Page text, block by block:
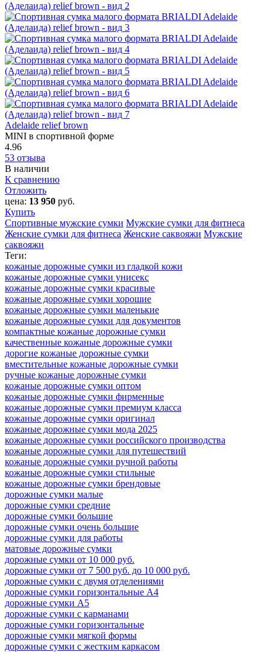
Adelaide relief brown
MINI в спортивной форме
4.96
53 отзыва
В наличии
К сравнению
Отложить
цена: 13 950 руб.
Купить
Спортивные мужские сумки Мужские сумки для фитнеса
Женские сумки для фитнеса Женские саквояжи Мужские
саквояжи
Теги:
кожаные дорожные сумки из гладкой кожи
кожаные дорожные сумки унисекс
кожаные дорожные сумки красивые
кожаные дорожные сумки хорошие
кожаные дорожные сумки маленькие
кожаные дорожные сумки для документов
компактные кожаные дорожные сумки
качественные кожаные дорожные сумки
дорогие кожаные дорожные сумки
вместительные кожаные дорожные сумки
ручные кожаные дорожные сумки
кожаные дорожные сумки оптом
кожаные дорожные сумки фирменные
кожаные дорожные сумки премиум класса
кожаные дорожные сумки оригинал
кожаные дорожные сумки мода 2025
кожаные дорожные сумки российского производства
кожаные дорожные сумки для путешествий
кожаные дорожные сумки ручной работы
кожаные дорожные сумки стильные
кожаные дорожные сумки брендовые
дорожные сумки малые
дорожные сумки средние
дорожные сумки большие
дорожные сумки очень большие
дорожные сумки для работы
матовые дорожные сумки
дорожные сумки от 10 000 руб.
дорожные сумки от 7 500 руб. до 10 000 руб.
дорожные сумки с двумя отделениями
дорожные сумки горизонтальные А4
дорожные сумки А5
дорожные сумки с карманами
дорожные сумки горизонтальные
дорожные сумки мягкой формы
дорожные сумки с жестким каркасом